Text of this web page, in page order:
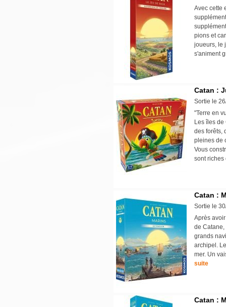
Avec cette
pions et
joueurs, le
s'animent
Catan :
Sortie le
"Terre en
Les îles
des forêts,
pleines de
Vous
sont
Catan :
Sortie le
Après
de
grands
archipel.
mer. Un
suite
Catan :